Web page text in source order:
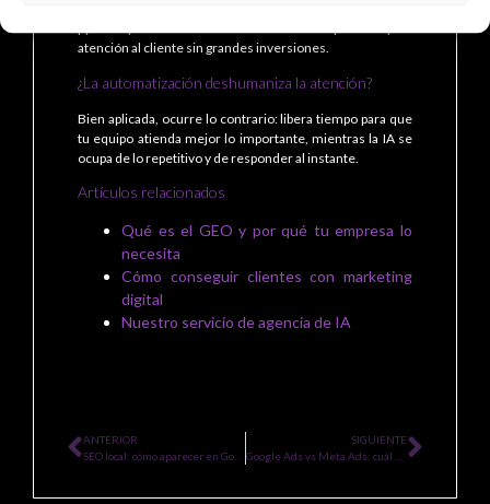
atención al cliente sin grandes inversiones.
¿La automatización deshumaniza la atención?
Bien aplicada, ocurre lo contrario: libera tiempo para que
tu equipo atienda mejor lo importante, mientras la IA se
ocupa de lo repetitivo y de responder al instante.
Artículos relacionados
Qué es el GEO y por qué tu empresa lo
necesita
Cómo conseguir clientes con marketing
digital
Nuestro servicio de agencia de IA
ANTERIOR
SIGUIENTE